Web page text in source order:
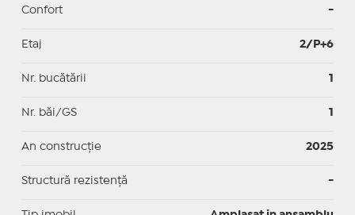
Confort -
Etaj 2/P+6
Nr. bucătării 1
Nr. băi/GS 1
An construcție 2025
Structură rezistență -